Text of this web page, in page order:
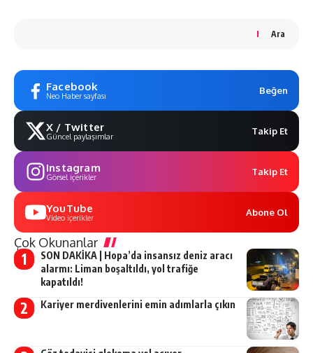
Ara
Facebook
Neo Haber sayfası Beğen
X / Twitter
Güncel paylaşımlar Takip Et
Instagram
Görsel içerikler Takip Et
YouTube
Video içerikler Abone Ol
Çok Okunanlar
SON DAKİKA | Hopa’da insansız deniz aracı
alarmı: Liman boşaltıldı, yol trafiğe
kapatıldı!
Kariyer merdivenlerini emin adımlarla çıkın